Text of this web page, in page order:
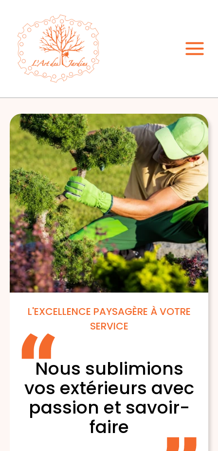
L'EXCELLENCE PAYSAGÈRE À VOTRE
SERVICE
Nous sublimions
vos extérieurs avec
passion et savoir-
faire